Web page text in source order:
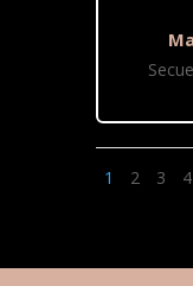
1 2 3 4